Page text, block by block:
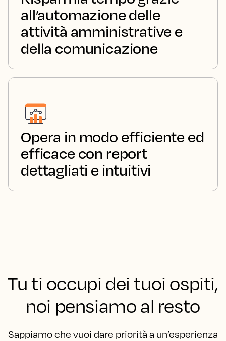
all’automazione delle
attività amministrative e
della comunicazione
Opera in modo efficiente ed
efficace con report
dettagliati e intuitivi
Tu ti occupi dei tuoi ospiti,
noi pensiamo al resto
Sappiamo che vuoi dare priorità a un’esperienza